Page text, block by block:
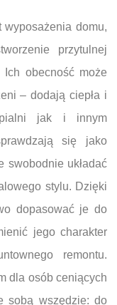
domu,
przytulnej
Ich obecność może
– dodają ciepła i
jak i innym
się jako
swobodnie układać
stylu. Dzięki
dopasować je do
jego charakter
remontu.
dla osób ceniących
sobą wszędzie: do